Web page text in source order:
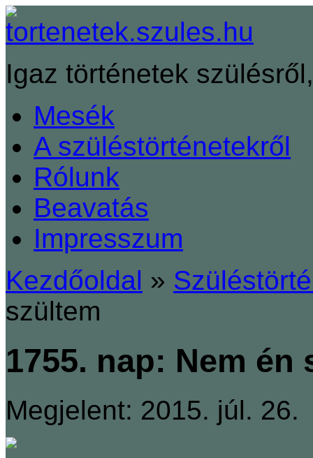
Igaz történetek
Mesék
A szüléstörténetekről
Rólunk
Beavatás
Impresszum
Kezdőoldal »
szültem
1755. nap: Nem én
Megjelent: 2015. júl. 26.